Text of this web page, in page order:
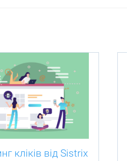
кліків від Sistrix